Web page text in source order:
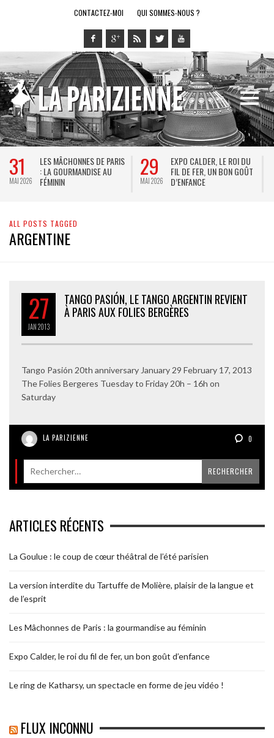
CONTACTEZ-MOI QUI SOMMES-NOUS ?
31
MAI 2026
LES MÂCHONNES DE PARIS
: LA GOURMANDISE AU
FÉMININ
29
MAI 2026
EXPO CALDER, LE ROI DU
FIL DE FER, UN BON GOÛT
D’ENFANCE
ALL POSTS TAGGED
ARGENTINE
27
JAN2013
TANGO PASIÓN, LE TANGO ARGENTIN REVIENT
À PARIS AUX FOLIES BERGÈRES
Tango Pasión 20th anniversary January 29 February 17, 2013
The Folies Bergeres Tuesday to Friday 20h – 16h on
Saturday
LA PARIZIENNE 0
ARTICLES RÉCENTS
La Goulue : le coup de cœur théâtral de l’été parisien
La version interdite du Tartuffe de Molière, plaisir de la langue et
de l’esprit
Les Mâchonnes de Paris : la gourmandise au féminin
Expo Calder, le roi du fil de fer, un bon goût d’enfance
Le ring de Katharsy, un spectacle en forme de jeu vidéo !
FLUX INCONNU